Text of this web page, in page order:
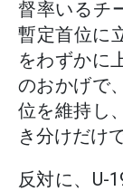
督率いるチ
暫定首位に
をわずかに
のおかげで
位を維持し
き分けだけ
反対に、U-